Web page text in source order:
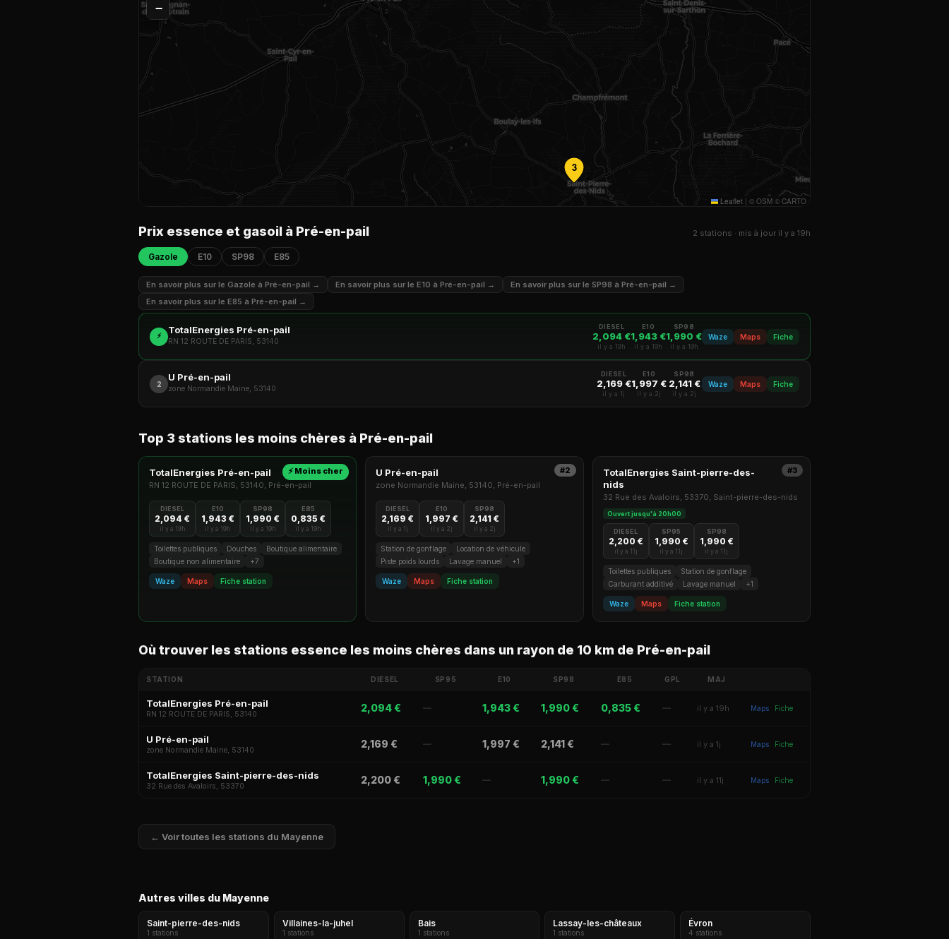
3
−
Leaflet | © OSM © CARTO
Prix essence et gasoil à Pré-en-pail 2 stations · mis à jour il y a 19h
Gazole E10 SP98 E85
En savoir plus sur le Gazole à Pré-en-pail → En savoir plus sur le E10 à Pré-en-pail →
En savoir plus sur le SP98 à Pré-en-pail →
En savoir plus sur le E85 à Pré-en-pail →
⚡ TotalEnergies Pré-en-pail
RN 12 ROUTE DE PARIS, 53140
DIESEL
2,094 €
il y a 19h
E10
1,943 €
il y a 19h
SP98
1,990 €
il y a 19h
Waze Maps Fiche
2
U Pré-en-pail
zone Normandie Maine, 53140
DIESEL
2,169 €
il y a 1j
E10
1,997 €
il y a 2j
SP98
2,141 €
il y a 2j
Waze Maps Fiche
Top 3 stations les moins chères à Pré-en-pail
⚡ Moins cher
TotalEnergies Pré-en-pail
RN 12 ROUTE DE PARIS, 53140, Pré-en-pail
DIESEL
2,094 €
il y a 19h
E10
1,943 €
il y a 19h
SP98
1,990 €
il y a 19h
E85
0,835 €
il y a 19h
Toilettes publiques Douches
Boutique alimentaire
Boutique non alimentaire
+7
Waze Maps Fiche station
#2
U Pré-en-pail
zone Normandie Maine, 53140, Pré-en-pail
DIESEL
2,169 €
il y a 1j
E10
1,997 €
il y a 2j
SP98
2,141 €
il y a 2j
Station de gonflage
Location de véhicule
Piste poids lourds
Lavage manuel +1
Waze Maps Fiche station
#3
TotalEnergies Saint-pierre-des-
nids
32 Rue des Avaloirs, 53370, Saint-pierre-des-nids
Ouvert jusqu'à 20h00
DIESEL
2,200 €
il y a 11j
SP95
1,990 €
il y a 11j
SP98
1,990 €
il y a 11j
Toilettes publiques
Station de gonflage
Carburant additivé
Lavage manuel +1
Waze Maps Fiche station
Où trouver les stations essence les moins chères dans un rayon de 10 km de Pré-en-pail
STATION DIESEL SP95 E10 SP98 E85 GPL MAJ
TotalEnergies Pré-en-pail
RN 12 ROUTE DE PARIS, 53140
2,094 € — 1,943 € 1,990 € 0,835 € — il y a 19h Maps Fiche
U Pré-en-pail
zone Normandie Maine, 53140
2,169 € — 1,997 € 2,141 € — — il y a 1j Maps Fiche
TotalEnergies Saint-pierre-des-nids
32 Rue des Avaloirs, 53370
2,200 € 1,990 € — 1,990 € — — il y a 11j Maps Fiche
← Voir toutes les stations du Mayenne
Autres villes du Mayenne
Saint-pierre-des-nids
1 stations
Villaines-la-juhel
1 stations
Bais
1 stations
Lassay-les-châteaux
1 stations
Évron
4 stations